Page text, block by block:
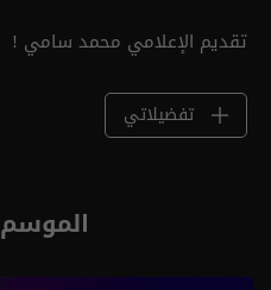
تقديم الإعلامي محمد سامي !
تفضيلاتي
الموسم 5